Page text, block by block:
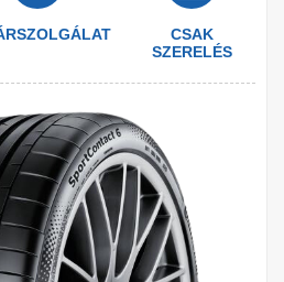
CSAK
SZERELÉS